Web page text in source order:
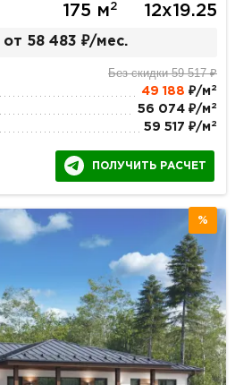
175 м2 12х19.25
от 58 483 ₽/мес.
Без скидки 59 517 ₽
49 188 ₽/м 2
56 074 ₽/м 2
59 517 ₽/м 2
ПОЛУЧИТЬ РАСЧЕТ
%